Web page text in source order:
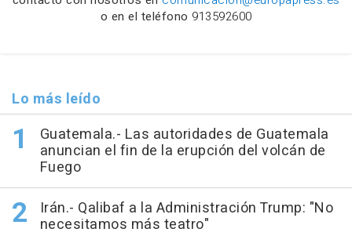
o en el teléfono 913592600
Lo más leído
Guatemala.- Las autoridades de Guatemala
anuncian el fin de la erupción del volcán de
Fuego
Irán.- Qalibaf a la Administración Trump: "No
necesitamos más teatro"